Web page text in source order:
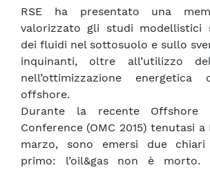
RSE ha presentato una
valorizzato gli studi modellistici
dei fluidi nel sottosuolo e sullo
inquinanti, oltre all’utilizzo
nell’ottimizzazione energetica
offshore.
Durante la recente Offshore
Conference (OMC 2015) tenutasi a
marzo, sono emersi due chiari
primo: l’oil&gas non è morto.